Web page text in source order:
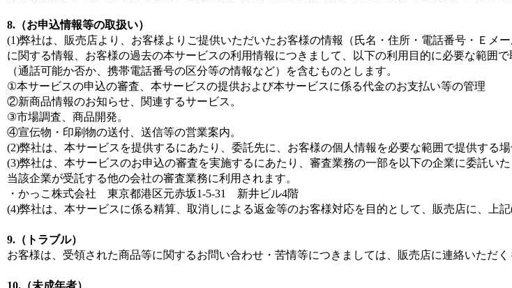
8.（お申込情報等の取扱い）
(1)弊社は、販売店より、お客様よりご提供いただいたお客様の情報（氏名・住所・電話番号・Ｅメ
に関する情報、お客様の過去の本サービスの利用情報につきまして、以下の利用目的に必要な範囲
（通話可能か否か、携帯電話番号の区分等の情報など）を含むものとします。
①本サービスの申込の審査、本サービスの提供および本サービスに係る代金のお支払い等の管理
②新商品情報のお知らせ、関連するサービス。
③市場調査、商品開発。
④宣伝物・印刷物の送付、送信等の営業案内。
(2)弊社は、本サービスを提供するにあたり、委託先に、お客様の個人情報を必要な範囲で提供する場
(3)弊社は、本サービスのお申込の審査を実施するにあたり、審査業務の一部を以下の企業に委託い
当該企業が受託する他の会社の審査業務に利用されます。
・かっこ株式会社 東京都港区元赤坂1-5-31 新井ビル4階
(4)弊社は、本サービスに係る精算、取消しによる返金等のお客様対応を目的として、販売店に、上
9.（トラブル）
お客様は、受領された商品等に関するお問い合わせ・苦情等につきましては、販売店に連絡いただ
10.（未成年者）